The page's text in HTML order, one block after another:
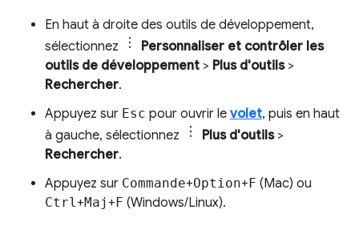
En haut à droite des outils de développement,
sélectionnez
Personnaliser et contrôler les
outils de développement > Plus d'outils>
Rechercher.
Appuyez sur Esc pour ouvrir le volet, puis en haut
à gauche, sélectionnez
Plus d'outils>
Rechercher.
Appuyez sur Commande+Option+F (Mac) ou
Ctrl+Maj+F (Windows/Linux).